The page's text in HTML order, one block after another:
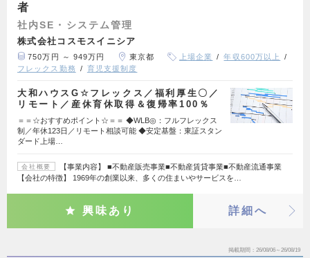
者
社内SE・システム管理
株式会社コスモスイニシア
750万円 ～ 949万円 東京都 上場企業
年収600万以上
フレックス勤務
育児支援制度
大和ハウスG☆フレックス／福利厚生〇／
リモート／産休育休取得＆復帰率100％
＝＝☆おすすめポイント☆＝＝ ◆WLB◎：フルフレックス
制／年休123日／リモート相談可能 ◆安定基盤：東証スタン
ダード上場…
会社概要
【事業内容】 ■不動産販売事業■不動産賃貸事業■不動産流通事業
【会社の特徴】 1969年の創業以来、多くの住まいやサービスを…
興味あり 詳細へ
掲載期間 26/08/06～26/08/19